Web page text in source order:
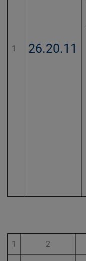
1 26.20.11
1 2